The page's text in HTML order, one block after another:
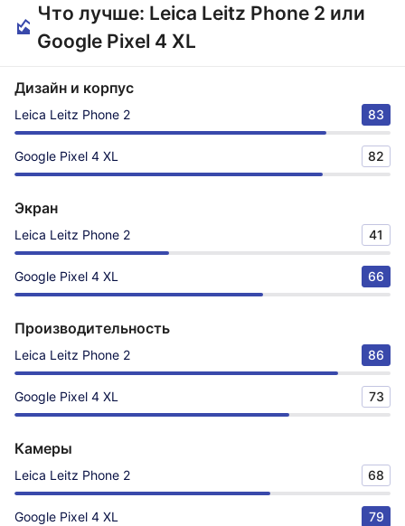
Что лучше: Leica Leitz Phone 2 или
Google Pixel 4 XL
Дизайн и корпус
Leica Leitz Phone 2 83
Google Pixel 4 XL 82
Экран
Leica Leitz Phone 2 41
Google Pixel 4 XL 66
Производительность
Leica Leitz Phone 2 86
Google Pixel 4 XL 73
Камеры
Leica Leitz Phone 2 68
Google Pixel 4 XL 79